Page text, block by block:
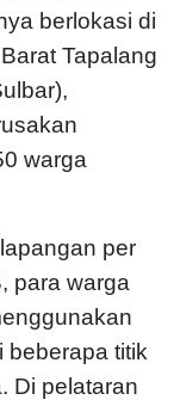
berlokasi di
Tapalang
warga
per
para warga
beberapa titik
Di pelataran